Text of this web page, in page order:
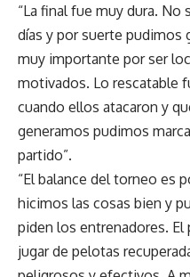
“La final fue muy dura.
días y por suerte pudimos
muy importante por ser
motivados. Lo rescatable
cuando ellos atacaron y
generamos pudimos
partido”.
“El balance del torneo es
hicimos las cosas bien y
piden los entrenadores.
jugar de pelotas